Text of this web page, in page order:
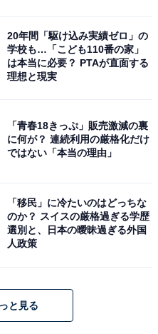
す。
るそう。ただし未使用の
しれません。
20年間「駆け込み実績ゼロ」の
学校も…「こども110番の家」
は本当に必要？ PTAが直面する
理想と現実
「青春18きっぷ」販売激減の裏
に何が？ 連続利用の厳格化だけ
ではない「本当の理由」
「移民」に冷たいのはどっちな
のか？ スイスの厳格過ぎる学歴
選別と、日本の曖昧過ぎる外国
人政策
と見る